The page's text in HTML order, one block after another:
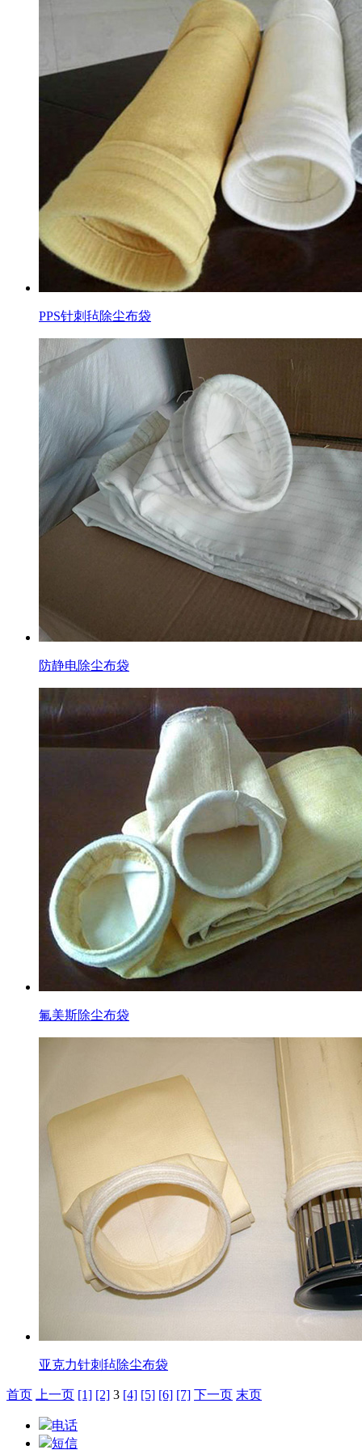
PPS针刺毡除尘布袋
防静电除尘布袋
氟美斯除尘布袋
亚克力针刺毡除尘布袋
首页 上一页 [1] [2] 3 [4] [5] [6] [7] 下一页 末页
电话
短信